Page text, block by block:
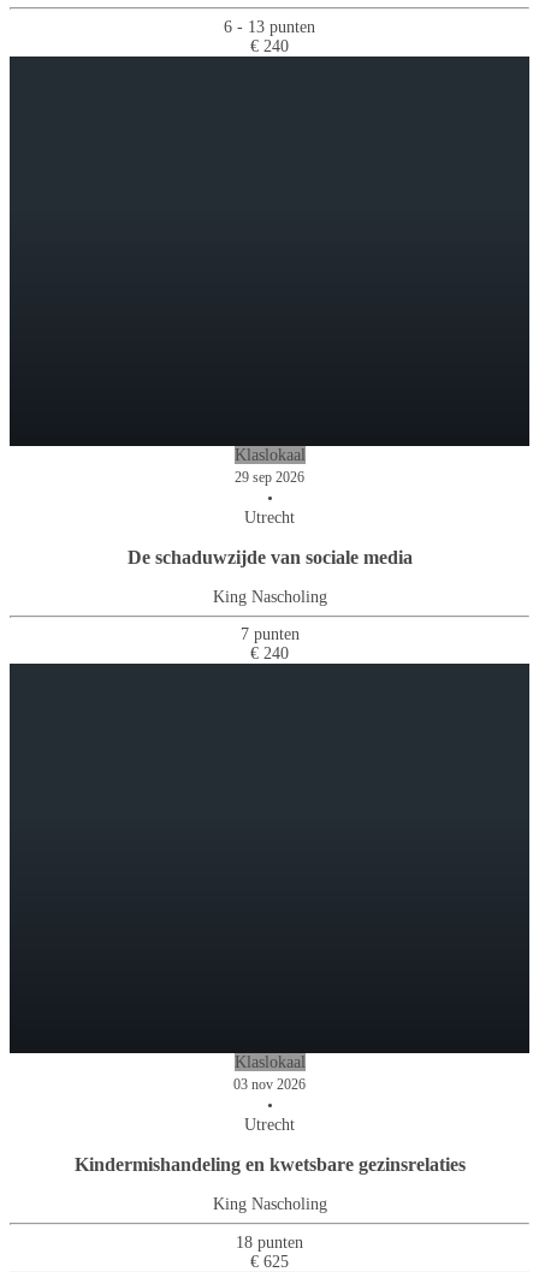
6 - 13 punten
€ 240
Klaslokaal
29 sep 2026
•
Utrecht
De schaduwzijde van sociale media
King Nascholing
7 punten
€ 240
Klaslokaal
03 nov 2026
•
Utrecht
Kindermishandeling en kwetsbare gezinsrelaties
King Nascholing
18 punten
€ 625